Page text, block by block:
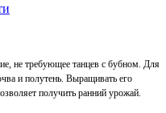
не требующее танцев с бубном. Для
и полутень. Выращивать его
получить ранний урожай.